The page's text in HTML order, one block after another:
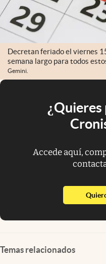
Decretan feriado el viernes
semana largo para todos
Gemini.
Accede aquí,
Temas relacionados